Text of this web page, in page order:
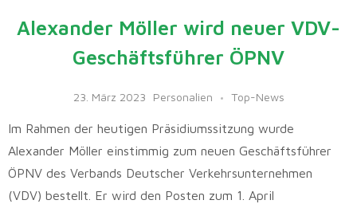
Alexander Möller wird neuer VDV-
Geschäftsführer ÖPNV
23. März 2023 Personalien Top-News
Im Rahmen der heutigen Präsidiumssitzung wurde
Alexander Möller einstimmig zum neuen Geschäftsführer
ÖPNV des Verbands Deutscher Verkehrsunternehmen
(VDV) bestellt. Er wird den Posten zum 1. April